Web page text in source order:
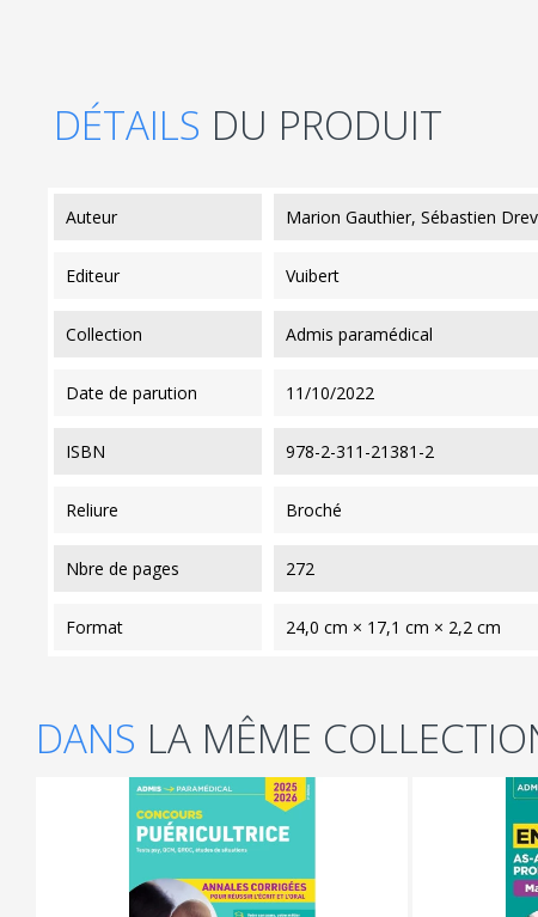
DÉTAILS DU PRODUIT
auteur Marion Gauthier, Sébastien
editeur Vuibert
collection Admis paramédical
date de parution 11/10/2022
ISBN 978-2-311-21381-2
reliure Broché
nbre de pages 272
format 24,0 cm × 17,1 cm × 2,2 cm
DANS LA MÊME